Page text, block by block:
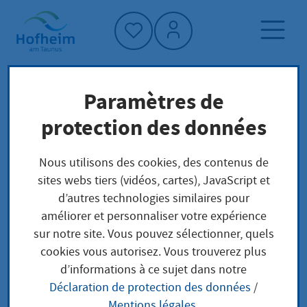
Accueil"
Page d'accueil
Trouver un service
Préoccupations locales
Verlängerung der Ausbildungsduldung
beantragen
Verlängerung der
Ausbildungsduldung
Paramètres de
protection des données
Nous utilisons des cookies, des contenus de
sites webs tiers (vidéos, cartes), JavaScript et
d’autres technologies similaires pour
améliorer et personnaliser votre expérience
sur notre site. Vous pouvez sélectionner, quels
cookies vous autorisez. Vous trouverez plus
d’informations à ce sujet dans notre
Déclaration de protection des données /